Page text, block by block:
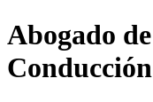
Abogado